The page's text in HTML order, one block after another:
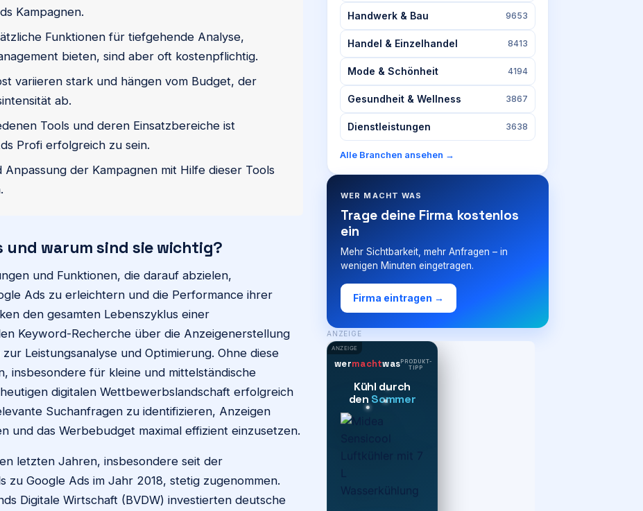
Kampagnen.
Funktionen für tiefgehende Analyse,
bieten, sind aber oft kostenpflichtig.
variieren stark und hängen vom Budget, der
ab.
Tools und deren Einsatzbereiche ist
Profi erfolgreich zu sein.
der Kampagnen mit Hilfe dieser Tools
und warum sind sie wichtig?
und Funktionen, die darauf abzielen,
Ads zu erleichtern und die Performance ihrer
den gesamten Lebenszyklus einer
Keyword-Recherche über die Anzeigenerstellung
Leistungsanalyse und Optimierung. Ohne diese
insbesondere für kleine und mittelständische
digitalen Wettbewerbslandschaft erfolgreich
Suchanfragen zu identifizieren, Anzeigen
und das Werbebudget maximal effizient einzusetzen.
letzten Jahren, insbesondere seit der
zu Google Ads im Jahr 2018, stetig zugenommen.
Digitale Wirtschaft (BVDW) investierten deutsche
Handwerk & Bau 9653
Handel & Einzelhandel 8413
Mode & Schönheit 4194
Gesundheit & Wellness 3867
Dienstleistungen 3638
Alle Branchen ansehen →
WER MACHT WAS
Trage deine Firma kostenlos
ein
Mehr Sichtbarkeit, mehr Anfragen – in
wenigen Minuten eingetragen.
Firma eintragen →
ANZEIGE
ANZEIGE
wermachtwasPRODUKT-
TIPP
Kühl durch
den Sommer